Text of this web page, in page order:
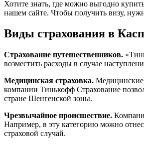
Хотите знать, где можно выгодно
нашем сайте. Чтобы получить визу,
Виды страхования в
Страхование путешественников.
возместить расходы в случае
Медицинская страховка. Медицинские
компании Тинькофф Страхование
стране Шенгенской зоны.
Чрезвычайное происшествие.
Например, в эту категорию можно
страховой случай.